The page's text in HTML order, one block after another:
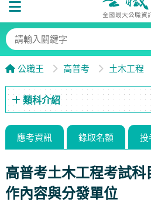
公職王 高普考 土木工程
類科介紹
應考資訊 錄取名額 投
高普考土木工程考試科
作內容與分發單位